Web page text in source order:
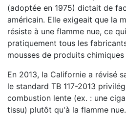
(adoptée en 1975) dictait de
américain. Elle exigeait que la
résiste à une flamme nue, ce
pratiquement tous les
mousses de produits
En 2013, la Californie a révisé
le standard TB 117-2013
combustion lente (ex. : une
tissu) plutôt qu'à la flamme